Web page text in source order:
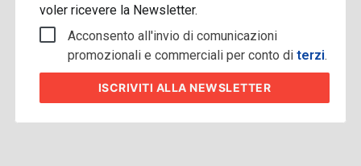
voler ricevere la Newsletter.
Acconsento all'invio di comunicazioni
promozionali e commerciali per conto diterzi.
ISCRIVITI ALLA NEWSLETTER